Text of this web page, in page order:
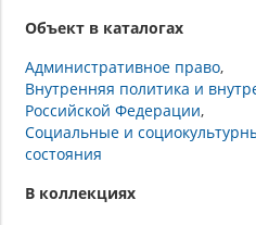
Объект в каталогах
Административное право
Внутренняя политика и
Российской Федерации
Социальные и
состояния
В коллекциях